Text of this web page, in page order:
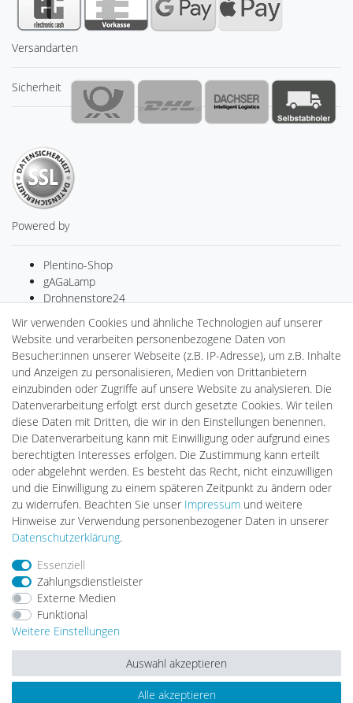
Versandarten
Sicherheit
Powered by
Plentino-Shop
gAGaLamp
Drohnenstore24
Batteriespeicher
PlentiSolar
Gebrauchtlicht
Ledkauf
DEYESOLAR
Lightech Connect
CardanLight Europe
FORTIMO LEDs
LED-RETROSHOP
Wallbox24
Impressum
Barrierefreiheitserklärung
Vertrag widerrufen
Wir verwenden Cookies und ähnliche Technologien auf unserer
Website und verarbeiten personenbezogene Daten von
Besucher:innen unserer Webseite (z.B. IP-Adresse), um z.B. Inhalte
und Anzeigen zu personalisieren, Medien von Drittanbietern
einzubinden oder Zugriffe auf unsere Website zu analysieren. Die
Datenverarbeitung erfolgt erst durch gesetzte Cookies. Wir teilen
diese Daten mit Dritten, die wir in den Einstellungen benennen.
Die Datenverarbeitung kann mit Einwilligung oder aufgrund eines
berechtigten Interesses erfolgen. Die Zustimmung kann erteilt
oder abgelehnt werden. Es besteht das Recht, nicht einzuwilligen
und die Einwilligung zu einem späteren Zeitpunkt zu ändern oder
zu widerrufen. Beachten Sie unser Impressum und weitere
Hinweise zur Verwendung personenbezogener Daten in unserer
Daten­schutz­erklärung.
Essenziell
Zahlungsdienstleister
Externe Medien
Funktional
Weitere Einstellungen
Alle akzeptieren
Auswahl akzeptieren